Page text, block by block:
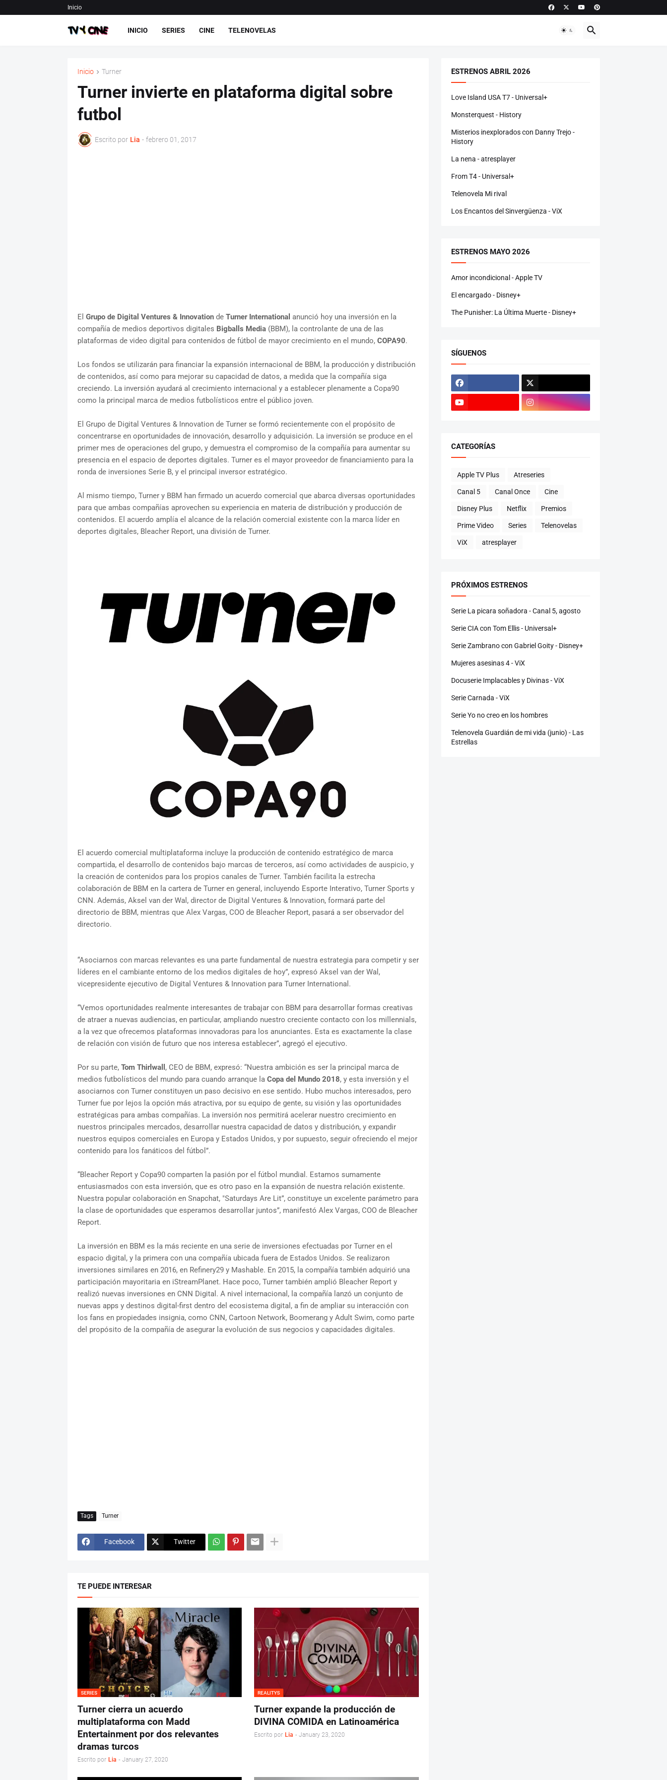
Inicio
INICIO SERIES CINE TELENOVELAS
Inicio Turner
Turner invierte en plataforma digital sobre
futbol
Escrito por Lia - febrero 01, 2017
El Grupo de Digital Ventures & Innovationde Turner International anunció hoy una inversión en la
compañía de medios deportivos digitales Bigballs Media(BBM), la controlante de una de las
plataformas de video digital para contenidos de fútbol de mayor crecimiento en el mundo, COPA90.
Los fondos se utilizarán para financiar la expansión internacional de BBM, la producción y distribución
de contenidos, así como para mejorar su capacidad de datos, a medida que la compañía siga
creciendo. La inversión ayudará al crecimiento internacional y a establecer plenamente a Copa90
como la principal marca de medios futbolísticos entre el público joven.
El Grupo de Digital Ventures & Innovation de Turner se formó recientemente con el propósito de
concentrarse en oportunidades de innovación, desarrollo y adquisición. La inversión se produce en el
primer mes de operaciones del grupo, y demuestra el compromiso de la compañía para aumentar su
presencia en el espacio de deportes digitales. Turner es el mayor proveedor de financiamiento para la
ronda de inversiones Serie B, y el principal inversor estratégico.
Al mismo tiempo, Turner y BBM han firmado un acuerdo comercial que abarca diversas oportunidades
para que ambas compañías aprovechen su experiencia en materia de distribución y producción de
contenidos. El acuerdo amplía el alcance de la relación comercial existente con la marca líder en
deportes digitales, Bleacher Report, una división de Turner.
El acuerdo comercial multiplataforma incluye la producción de contenido estratégico de marca
compartida, el desarrollo de contenidos bajo marcas de terceros, así como actividades de auspicio, y
la creación de contenidos para los propios canales de Turner. También facilita la estrecha
colaboración de BBM en la cartera de Turner en general, incluyendo Esporte Interativo, Turner Sports y
CNN. Además, Aksel van der Wal, director de Digital Ventures & Innovation, formará parte del
directorio de BBM, mientras que Alex Vargas, COO de Bleacher Report, pasará a ser observador del
directorio.
“Asociarnos con marcas relevantes es una parte fundamental de nuestra estrategia para competir y ser
líderes en el cambiante entorno de los medios digitales de hoy”, expresó Aksel van der Wal,
vicepresidente ejecutivo de Digital Ventures & Innovation para Turner International.
“Vemos oportunidades realmente interesantes de trabajar con BBM para desarrollar formas creativas
de atraer a nuevas audiencias, en particular, ampliando nuestro creciente contacto con los millennials,
a la vez que ofrecemos plataformas innovadoras para los anunciantes. Esta es exactamente la clase
de relación con visión de futuro que nos interesa establecer”, agregó el ejecutivo.
Por su parte, Tom Thirlwall , CEO de BBM, expresó: “Nuestra ambición es ser la principal marca de
medios futbolísticos del mundo para cuando arranque la Copa del Mundo 2018, y esta inversión y el
asociarnos con Turner constituyen un paso decisivo en ese sentido. Hubo muchos interesados, pero
Turner fue por lejos la opción más atractiva, por su equipo de gente, su visión y las oportunidades
estratégicas para ambas compañías. La inversión nos permitirá acelerar nuestro crecimiento en
nuestros principales mercados, desarrollar nuestra capacidad de datos y distribución, y expandir
nuestros equipos comerciales en Europa y Estados Unidos, y por supuesto, seguir ofreciendo el mejor
contenido para los fanáticos del fútbol”.
“Bleacher Report y Copa90 comparten la pasión por el fútbol mundial. Estamos sumamente
entusiasmados con esta inversión, que es otro paso en la expansión de nuestra relación existente.
Nuestra popular colaboración en Snapchat, "Saturdays Are Lit”, constituye un excelente parámetro para
la clase de oportunidades que esperamos desarrollar juntos”, manifestó Alex Vargas, COO de Bleacher
Report.
La inversión en BBM es la más reciente en una serie de inversiones efectuadas por Turner en el
espacio digital, y la primera con una compañía ubicada fuera de Estados Unidos. Se realizaron
inversiones similares en 2016, en Refinery29 y Mashable. En 2015, la compañía también adquirió una
participación mayoritaria en iStreamPlanet. Hace poco, Turner también amplió Bleacher Report y
realizó nuevas inversiones en CNN Digital. A nivel internacional, la compañía lanzó un conjunto de
nuevas apps y destinos digital-first dentro del ecosistema digital, a fin de ampliar su interacción con
los fans en propiedades insignia, como CNN, Cartoon Network, Boomerang y Adult Swim, como parte
del propósito de la compañía de asegurar la evolución de sus negocios y capacidades digitales.
Tags Turner
Facebook Twitter
TE PUEDE INTERESAR
SERIES
Turner cierra un acuerdo
multiplataforma con Madd
Entertainment por dos relevantes
dramas turcos
Escrito por Lia - January 27, 2020
REALITYS
Turner expande la producción de
DIVINA COMIDA en Latinoamérica
Escrito por Lia - January 23, 2020
ESTRENOS ABRIL 2026
Love Island USA T7 - Universal+
Monsterquest - History
Misterios inexplorados con Danny Trejo -
History
La nena - atresplayer
From T4 - Universal+
Telenovela Mi rival
Los Encantos del Sinvergüenza - ViX
ESTRENOS MAYO 2026
Amor incondicional - Apple TV
El encargado - Disney+
The Punisher: La Última Muerte - Disney+
SÍGUENOS
CATEGORÍAS
Apple TV Plus Atreseries
Canal 5 Canal Once Cine
Disney Plus Netflix Premios
Prime Video Series Telenovelas
ViX atresplayer
PRÓXIMOS ESTRENOS
Serie La picara soñadora - Canal 5, agosto
Serie CIA con Tom Ellis - Universal+
Serie Zambrano con Gabriel Goity - Disney+
Mujeres asesinas 4 - ViX
Docuserie Implacables y Divinas - ViX
Serie Carnada - ViX
Serie Yo no creo en los hombres
Telenovela Guardián de mi vida (junio) - Las
Estrellas